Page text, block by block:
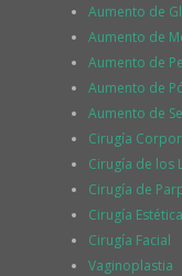
Aumento de
Aumento de
Aumento de
Aumento de
Aumento de
Cirugía
Cirugía de los
Cirugía de
Cirugía Estética
Cirugía Facial
Vaginoplastia